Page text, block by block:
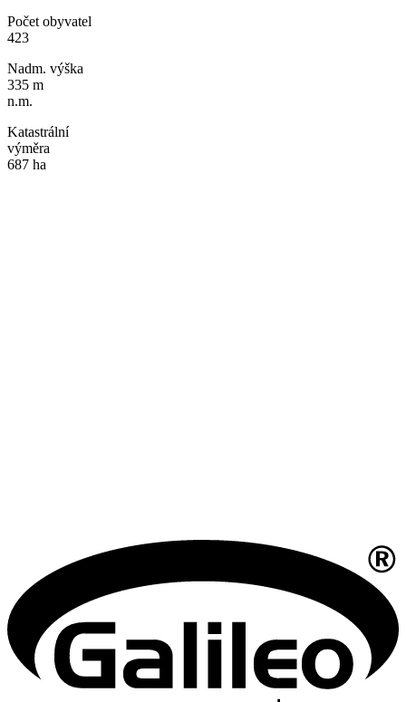
Počet obyvatel
423
Nadm. výška
335 m
n.m.
Katastrální
výměra
687 ha